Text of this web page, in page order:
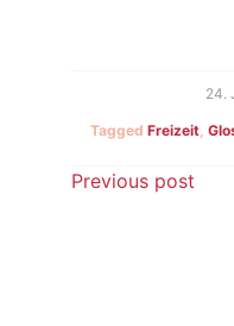
24.
TaggedFreizeit,
Previous post